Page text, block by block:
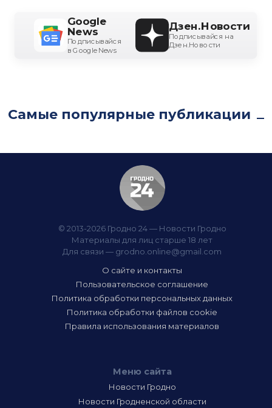
Google
News
Подписывайся
в Google News
Дзен.Новости
Подписывайся на
Дзен.Новости
Самые популярные публикации
© 2013-2026 Гродно 24 — Новости Гродно
Материалы для лиц старше 18 лет
Для связи — grodno.online@gmail.com
О сайте и контакты
Пользовательское соглашение
Политика обработки персональных данных
Политика обработки файлов cookie
Правила использования материалов
Меню сайта
Новости Гродно
Новости Гродненской области